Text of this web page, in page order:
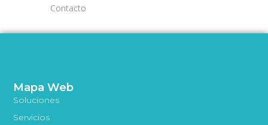
Contacto
Mapa Web
Soluciones
Servicios